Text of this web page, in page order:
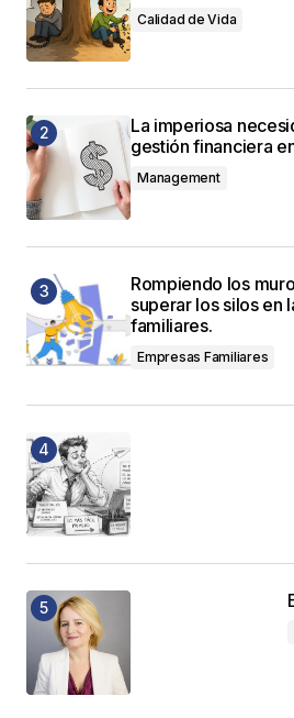
Calidad de Vida
La imperiosa
gestión financiera
Management
Rompiendo los
superar los silos en
familiares.
Empresas Familiares